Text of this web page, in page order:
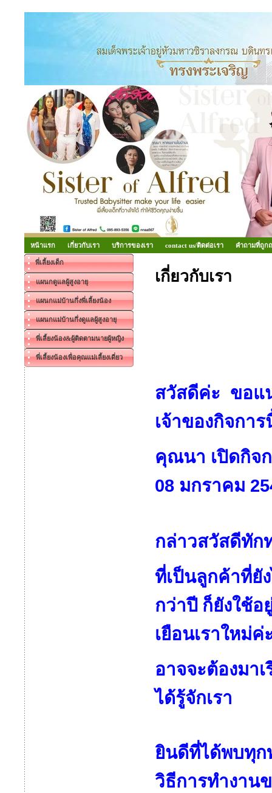
หน้าแรก เกี่ยวกับเรา บริการของเรา contact us/ติดต่อเรา คำถามที่ถูก
พี่เลี้ยงเด็ก
แผนกดูแลผู้สูงอายุ
แผนกแม่บ้านกึ่งพี่เลี้ยงน้อง
แผนกแม่บ้านกึ่งดูแลผู้สูงอายุ
พี่เลี้ยงน้อง&ผู้ติดตามนายผู้หญิง
พี่เลี้ยงน้องเพื่อคุณแม่เลี้ยงเดี่ยว
เกี่ยวกับเรา
สวัสดีค่ะ ขอแ
เจ้าของกิจกา
คุณนา เปิดกิจก
08 มกราคม
กล่าวสวัสดีทั
ที่เป็นลูกค้าที่ยั
กว่าปี ก็ยังใช้
เยือนเราใหม่ค่
อาจจะต้องม
ได้รู้จักเรา
ยินดีที่ได้พบทุ
วิธีการทำงาน